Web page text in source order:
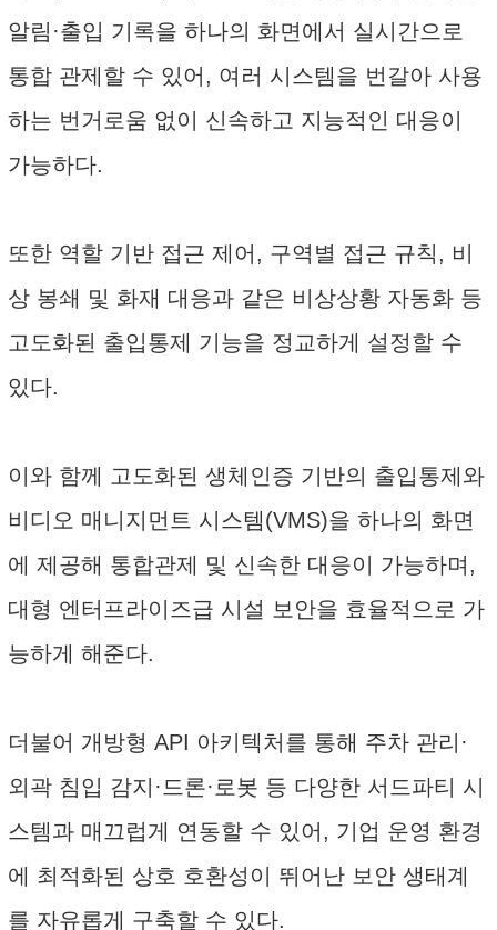
알림·출입 기록을 하나의 화면에서 실시간으로
통합 관제할 수 있어, 여러 시스템을 번갈아 사용
하는 번거로움 없이 신속하고 지능적인 대응이
가능하다.
또한 역할 기반 접근 제어, 구역별 접근 규칙, 비
상 봉쇄 및 화재 대응과 같은 비상상황 자동화 등
고도화된 출입통제 기능을 정교하게 설정할 수
있다.
이와 함께 고도화된 생체인증 기반의 출입통제와
비디오 매니지먼트 시스템(VMS)을 하나의 화면
에 제공해 통합관제 및 신속한 대응이 가능하며,
대형 엔터프라이즈급 시설 보안을 효율적으로 가
능하게 해준다.
더불어 개방형 API 아키텍처를 통해 주차 관리·
외곽 침입 감지·드론·로봇 등 다양한 서드파티 시
스템과 매끄럽게 연동할 수 있어, 기업 운영 환경
에 최적화된 상호 호환성이 뛰어난 보안 생태계
를 자유롭게 구축할 수 있다.